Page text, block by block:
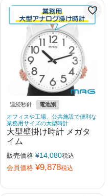
連続秒針
電池別
オフィスや工場、公共施設で便利な
業務用サイズの大型時計
大型壁掛け時計 メガタ
イム
販売価格 ¥14,080税込
会員価格 ¥9,878税込